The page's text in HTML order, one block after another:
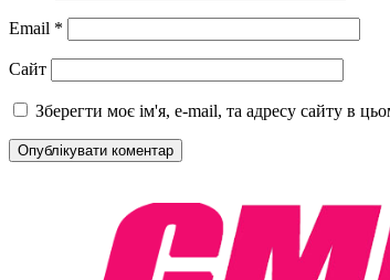
Email *
Сайт
Зберегти моє ім'я, e-mail, та адресу сайту в